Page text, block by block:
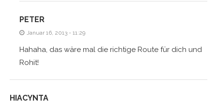
PETER
Januar 16, 2013 - 11:29
Hahaha, das wäre mal die richtige Route für dich und
Rohit!
HIACYNTA